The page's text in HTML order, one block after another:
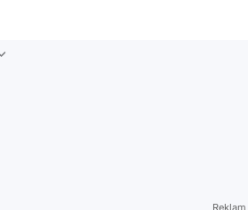
Reklam